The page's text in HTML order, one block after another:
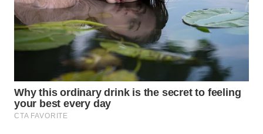
KONSUMEN
LISTRIK
MASYARAKAT
KELISTRIKAN
WALINKI